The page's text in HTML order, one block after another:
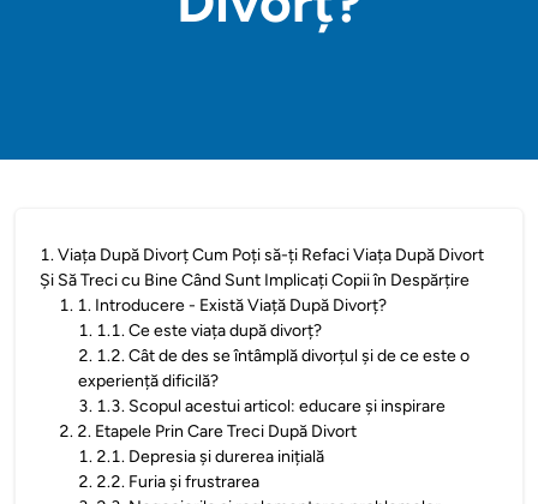
1.Viața După Divorț Cum Poți să-ți Refaci Viața După Divort
Și Să Treci cu Bine Când Sunt Implicați Copii în Despărțire
1. 1. Introducere - Există Viață După Divorț?
1. 1.1. Ce este viața după divorț?
2. 1.2. Cât de des se întâmplă divorțul și de ce este o
experiență dificilă?
3. 1.3. Scopul acestui articol: educare și inspirare
2. 2. Etapele Prin Care Treci După Divort
1. 2.1. Depresia și durerea inițială
2. 2.2. Furia și frustrarea